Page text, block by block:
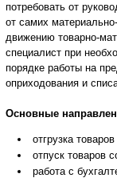
потребовать от
от самих
движению товарно-
специалист при
порядке работы на
оприходования и
Основные
отгрузка
отпуск товаров
работа с